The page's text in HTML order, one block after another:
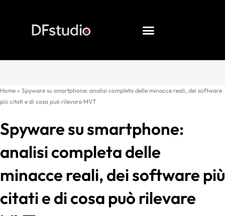
contenuto
Home » Spyware su smartphone: analisi completa delle minacce reali, dei software
più citati e di cosa può rilevare MVT
Spyware su smartphone:
analisi completa delle
minacce reali, dei software più
citati e di cosa può rilevare